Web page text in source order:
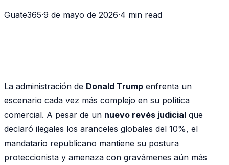
Guate365·9 de mayo de 2026·4 min read
La administración de Donald Trump enfrenta un
escenario cada vez más complejo en su política
comercial. A pesar de un nuevo revés judicial que
declaró ilegales los aranceles globales del 10%, el
mandatario republicano mantiene su postura
proteccionista y amenaza con gravámenes aún más